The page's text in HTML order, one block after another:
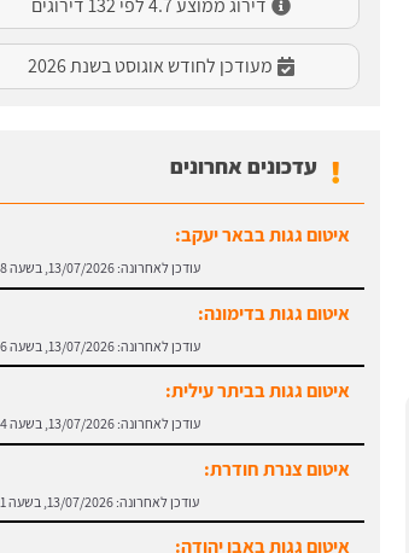
דירוג ממוצע 4.7 לפי 132 דירוגים
מעודכן לחודש אוגוסט בשנת 2026
עדכונים אחרונים
איטום גגות בבאר יעקב:
עודכן לאחרונה: 13/07/2026, בשעה 14:08
איטום גגות בדימונה:
עודכן לאחרונה: 13/07/2026, בשעה 14:06
איטום גגות בביתר עילית:
עודכן לאחרונה: 13/07/2026, בשעה 14:04
איטום צנרת חודרת:
עודכן לאחרונה: 13/07/2026, בשעה 14:01
איטום גגות באבן יהודה: